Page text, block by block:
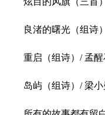
良渚的曙光（组诗
重启（组诗）/ 孟醒
岛屿（组诗）/ 梁小